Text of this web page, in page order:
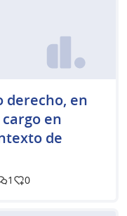
derecho, en
en
de
1 0